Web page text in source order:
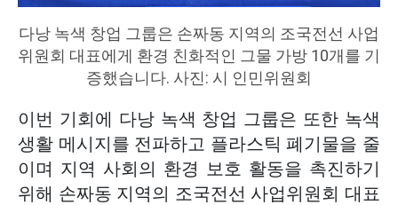
다낭 녹색 창업 그룹은 손짜동 지역의 조국전선 사업
위원회 대표에게 환경 친화적인 그물 가방 10개를 기
증했습니다. 사진: 시 인민위원회
이번 기회에 다낭 녹색 창업 그룹은 또한 녹색
생활 메시지를 전파하고 플라스틱 폐기물을 줄
이며 지역 사회의 환경 보호 활동을 촉진하기
위해 손짜동 지역의 조국전선 사업위원회 대표